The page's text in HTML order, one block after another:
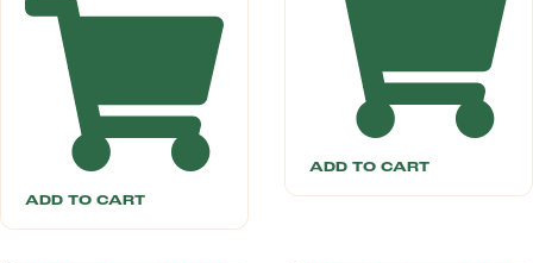
ADD TO CART
ADD TO CART